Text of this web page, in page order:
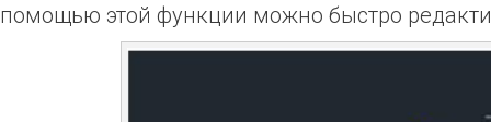
помощью этой функции можно быстро